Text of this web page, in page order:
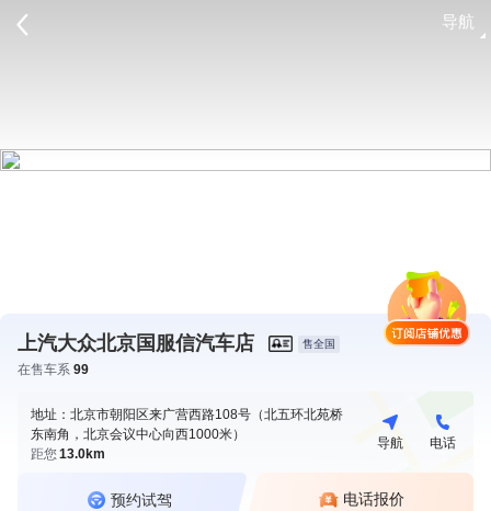
导航
上汽大众北京国服信汽车店 售全国
在售车系 99
地址：北京市朝阳区来广营西路108号（北五环北苑桥
东南角，北京会议中心向西1000米）
距您13.0km
导航 电话
预约试驾 电话报价